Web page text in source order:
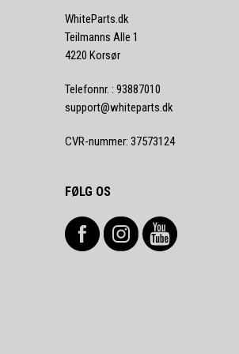
WhiteParts.dk
Teilmanns Alle 1
4220 Korsør
Telefonnr. : 93887010
support@whiteparts.dk
CVR-nummer: 37573124
FØLG OS